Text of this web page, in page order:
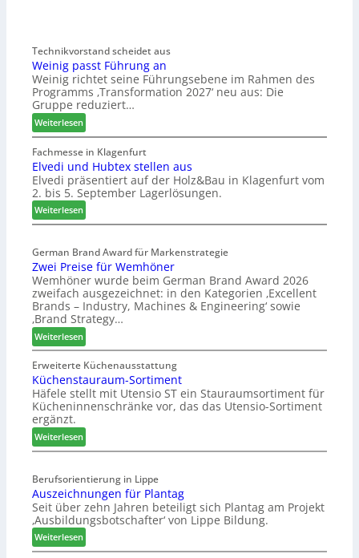
Technikvorstand scheidet aus
Weinig passt Führung an
Weinig richtet seine Führungsebene im Rahmen des
Programms ‚Transformation 2027‘ neu aus: Die
Gruppe reduziert…
Weiterlesen:
W
e
i
n
i
p
s
s
t
F
ü
h
r
u
n
g
a
n
Fachmesse in Klagenfurt
Elvedi und Hubtex stellen aus
Elvedi präsentiert auf der Holz&Bau in Klagenfurt vom
2. bis 5. September Lagerlösungen.
Weiterlesen:
E
v
e
d
i
u
n
d
H
u
b
t
e
x
s
t
l
e
n
a
u
German Brand Award für Markenstrategie
Zwei Preise für Wemhöner
Wemhöner wurde beim German Brand Award 2026
zweifach ausgezeichnet: in den Kategorien ‚Excellent
Brands – Industry, Machines & Engineering‘ sowie
‚Brand Strategy…
Weiterlesen:
Z
w
e
i
P
e
i
e
f
ü
r
W
e
Erweiterte Küchenausstattung
Küchenstauraum-Sortiment
Häfele stellt mit Utensio ST ein Stauraumsortiment für
Kücheninnenschränke vor, das das Utensio-Sortiment
ergänzt.
Weiterlesen:
K
c
h
e
n
s
t
Berufsorientierung in Lippe
Auszeichnungen für Plantag
Seit über zehn Jahren beteiligt sich Plantag am Projekt
‚Ausbildungsbotschafter‘ von Lippe Bildung.
Weiterlesen:
A